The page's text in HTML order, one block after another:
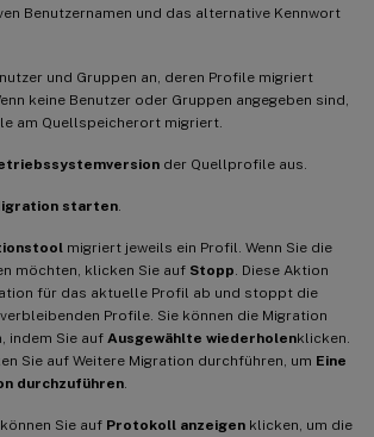
Benutzernamen und das alternative Kennwort
und Gruppen an, deren Profile migriert
keine Benutzer oder Gruppen angegeben sind,
am Quellspeicherort migriert.
der Quellprofile aus.
starten
migriert jeweils ein Profil. Wenn Sie die
möchten, klicken Sie auf Stopp . Diese Aktion
für das aktuelle Profil ab und stoppt die
Profile. Sie können die Migration
indem Sie auf Ausgewählte wiederholenklicken.
Sie auf Weitere Migration durchführen, um Eine
durchzuführen
Sie auf Protokoll anzeigen klicken, um die